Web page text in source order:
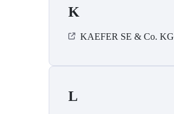
K
KAEFER SE & Co. KG
L